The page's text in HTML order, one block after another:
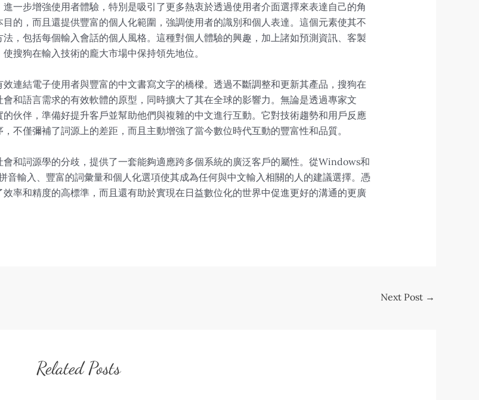
一步增強使用者體驗，特別是吸引了更多熱衷於透過使用者介面選擇來表達自己的角
的，而且還提供豐富的個人化範圍，強調使用者的識別和個人表達。這個元素使其不
，包括每個輸入會話的個人風格。這種對個人體驗的興趣，加上諸如預測資訊、客製
搜狗在輸入技術的龐大市場中保持領先地位。
連結電子使用者與豐富的中文書寫文字的橋樑。透過不斷調整和更新其產品，搜狗在
和語言需求的有效軟體的原型，同時擴大了其在全球的影響力。無論是透過專家文
伙伴，準備好提升客戶並幫助他們與複雜的中文進行互動。它對技術趨勢和用戶反應
不僅彌補了詞源上的差距，而且主動增強了當今數位時代互動的豐富性和品質。
和詞源學的分歧，提供了一套能夠適應跨多個系統的廣泛客戶的屬性。從Windows和
輸入、豐富的詞彙量和個人化選項使其成為任何與中文輸入相關的人的建議選擇。憑
率和精度的高標準，而且還有助於實現在日益數位化的世界中促進更好的溝通的更廣
Next Post →
Related Posts